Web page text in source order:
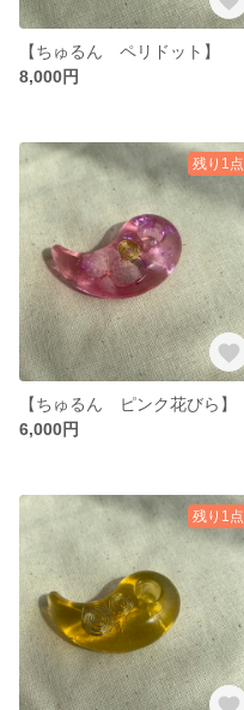
【ちゅるん ペリドット】
8,000円
残り1点
【ちゅるん ピンク花びら】
6,000円
残り1点